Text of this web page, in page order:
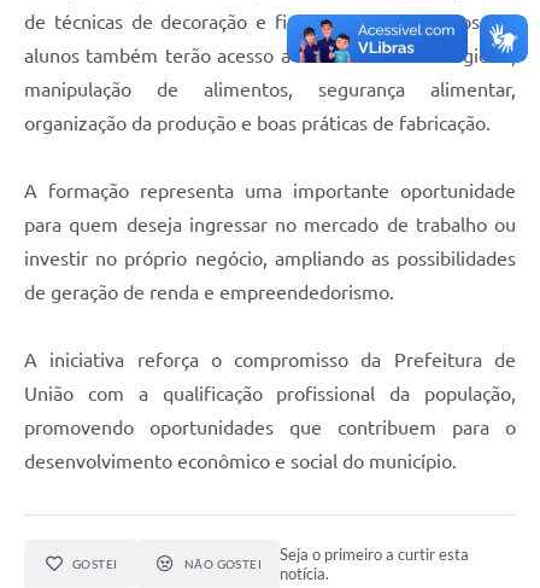
de técnicas de decoração e finalização de produtos. Os
alunos também terão acesso a conteúdos sobre higiene,
manipulação de alimentos, segurança alimentar,
organização da produção e boas práticas de fabricação.
A formação representa uma importante oportunidade
para quem deseja ingressar no mercado de trabalho ou
investir no próprio negócio, ampliando as possibilidades
de geração de renda e empreendedorismo.
A iniciativa reforça o compromisso da Prefeitura de
União com a qualificação profissional da população,
promovendo oportunidades que contribuem para o
desenvolvimento econômico e social do município.
GOSTEI NÃO GOSTEI
Seja o primeiro a curtir esta
notícia.